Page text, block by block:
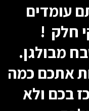
עומדים
חלק !
מבולגן.
אתכם כמה
בכם ולא